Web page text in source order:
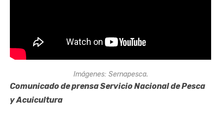
Imágenes: Sernapesca.
Comunicado de prensa Servicio Nacional de Pesca
y Acuicultura